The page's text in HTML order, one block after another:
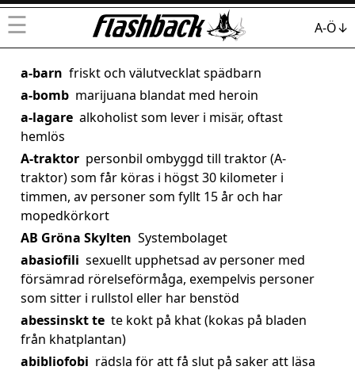
☰ A-Ö↓
a-barn friskt och välutvecklat spädbarn
a-bomb marijuana blandat med heroin
a-lagare alkoholist som lever i misär, oftast
hemlös
A-traktor personbil ombyggd till traktor (A-
traktor) som får köras i högst 30 kilometer i
timmen, av personer som fyllt 15 år och har
mopedkörkort
AB Gröna Skylten Systembolaget
abasiofili sexuellt upphetsad av personer med
försämrad rörelseförmåga, exempelvis personer
som sitter i rullstol eller har benstöd
abessinskt te te kokt på khat (kokas på bladen
från khatplantan)
abibliofobi rädsla för att få slut på saker att läsa